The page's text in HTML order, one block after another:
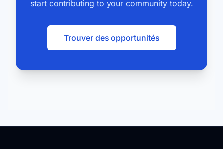
start contributing to your community today.
Trouver des opportunités